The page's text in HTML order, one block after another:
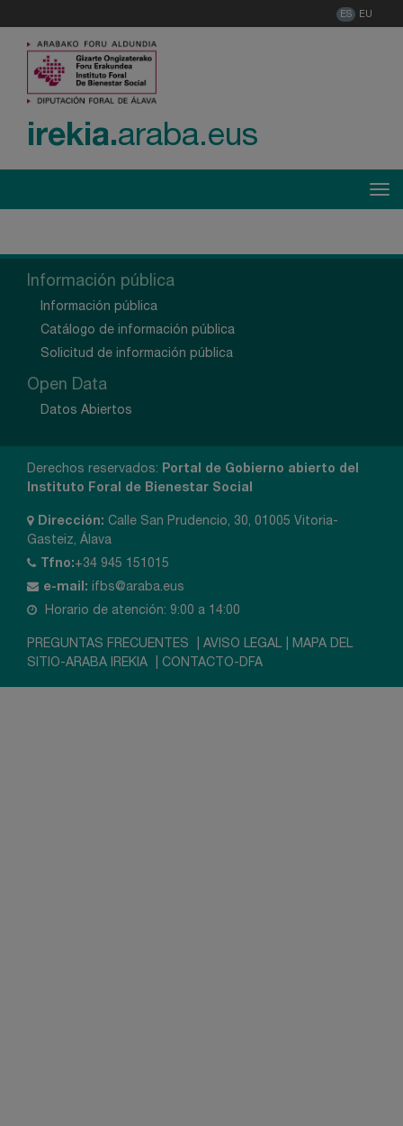
ES EU
irekia.araba.eus
Información pública
Información pública
Catálogo de información pública
Solicitud de información pública
Open Data
Datos Abiertos
Derechos reservados:
Portal de Gobierno abierto del
Instituto Foral de Bienestar Social
Dirección: Calle San Prudencio, 30, 01005 Vitoria-
Gasteiz, Álava
Tfno:+34 945 151015
e-mail: ifbs@araba.eus
Horario de atención: 9:00 a 14:00
PREGUNTAS FRECUENTES AVISO LEGAL
MAPA DEL
SITIO-ARABA IREKIA
CONTACTO-DFA